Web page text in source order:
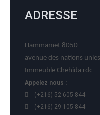
ADRESSE
Hammamet 8050
avenue des nations unies
Immeuble Chehida rdc
Appelez nous :
(+216) 52 605 844
(+216) 29 105 844